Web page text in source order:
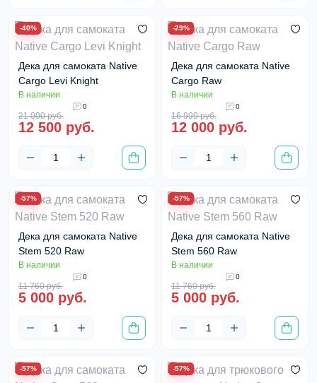
-40%
Дека для самоката Native
Cargo Levi Knight
В наличии
0
21 000 руб.
12 500 руб.
-29%
Дека для самоката Native
Cargo Raw
В наличии
0
16 999 руб.
12 000 руб.
-57%
Дека для самоката Native
Stem 520 Raw
В наличии
0
11 760 руб.
5 000 руб.
-57%
Дека для самоката Native
Stem 560 Raw
В наличии
0
11 760 руб.
5 000 руб.
-57% -57%